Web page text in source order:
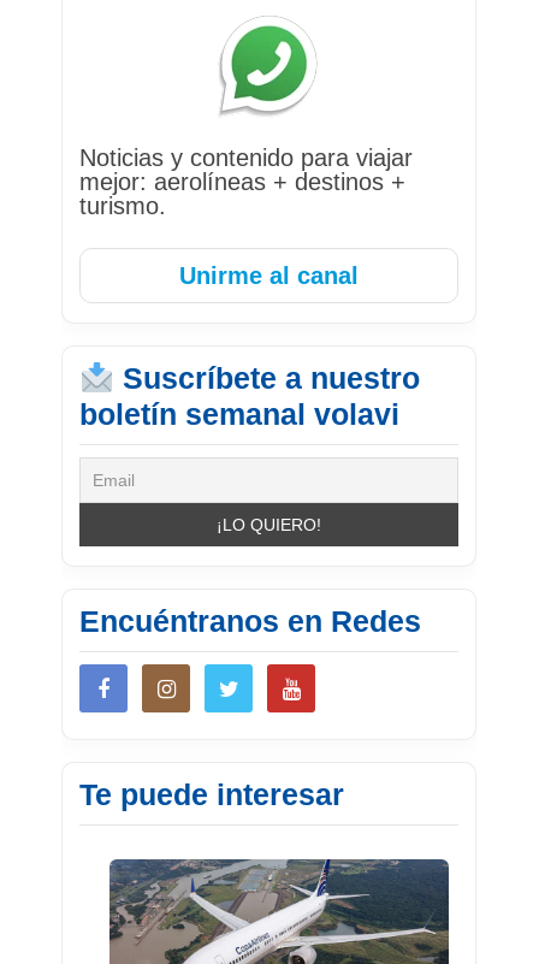
Noticias y contenido para viajar
mejor: aerolíneas + destinos +
turismo.
Unirme al canal
Suscríbete a nuestro
boletín semanal volavi
Encuéntranos en Redes
Te puede interesar